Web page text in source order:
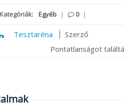
Kategóriák: Egyéb | 0 |
Tesztaréna
Szerző
Pontatlanságot